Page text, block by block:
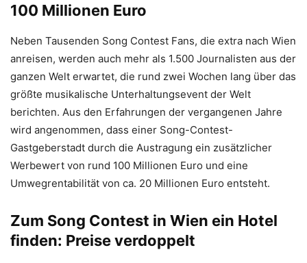
100 Millionen Euro
Neben Tausenden Song Contest Fans, die extra nach Wien
anreisen, werden auch mehr als 1.500 Journalisten aus der
ganzen Welt erwartet, die rund zwei Wochen lang über das
größte musikalische Unterhaltungsevent der Welt
berichten. Aus den Erfahrungen der vergangenen Jahre
wird angenommen, dass einer Song-Contest-
Gastgeberstadt durch die Austragung ein zusätzlicher
Werbewert von rund 100 Millionen Euro und eine
Umwegrentabilität von ca. 20 Millionen Euro entsteht.
Zum Song Contest in Wien ein Hotel
finden: Preise verdoppelt